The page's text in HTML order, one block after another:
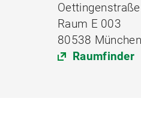
Raum E 003
80538 München
Raumfinder